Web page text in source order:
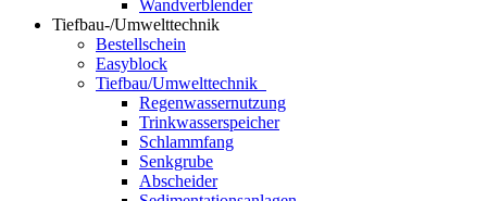
Wandverblender
Tiefbau-/Umwelttechnik
Bestellschein
Easyblock
Tiefbau/Umwelttechnik
Regenwassernutzung
Trinkwasserspeicher
Schlammfang
Senkgrube
Abscheider